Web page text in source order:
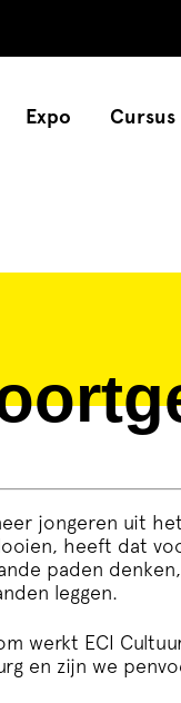
Expo Cursus
jongeren uit
heeft dat
paden
leggen.
werkt ECI
en zijn we